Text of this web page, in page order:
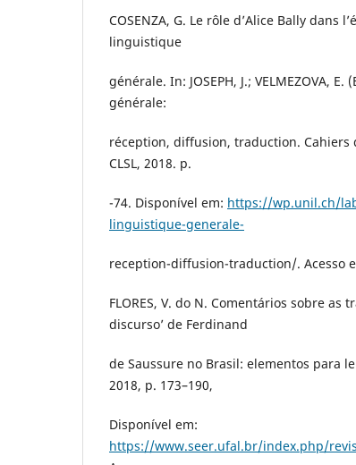
COSENZA, G. Le rôle d’Alice Bally dans
linguistique
générale. In: JOSEPH, J.; VELMEZOVA,
générale:
réception, diffusion, traduction. Cahiers
CLSL, 2018. p.
-74. Disponível em: https://wp.unil.ch/
linguistique-generale-
reception-diffusion-traduction/. Acesso
FLORES, V. do N. Comentários sobre as
discurso’ de Ferdinand
de Saussure no Brasil: elementos para
2018, p. 173–190,
Disponível em:
https://www.seer.ufal.br/index.php/